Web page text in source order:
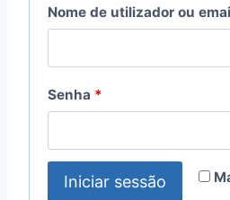
Nome de utilizador ou
Senha *
Iniciar sessão